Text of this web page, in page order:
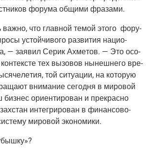
фору­ма общи­ми фразами.
что глав­ной темой это­го фору­
устой­чи­во­го раз­ви­тия наци­о­
— заявил Серик Ахме­тов. — Это осо­
тех вызо­вов нынеш­не­го вре­
той ситу­а­ции, на кото­рую
вни­ма­ние сего­дня в миро­вой
биз­нес ори­ен­ти­ро­ван и пре­крас­но
инте­гри­ро­ван в финан­со­во-
миро­вой экономики.